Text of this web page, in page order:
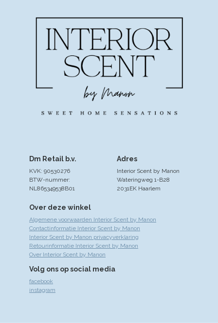
Over deze winkel
Algemene voorwaarden Interior Scent by Manon
Contactinformatie Interior Scent by Manon
Interior Scent by Manon privacyverklaring
Retourinformatie Interior Scent by Manon
Over Interior Scent by Manon
Volg ons op social media
facebook
instagram
Adres
Interior Scent by Manon
Wateringweg 1-B28
2031EK Haarlem
Dm Retail b.v.
KVK: 90530276
BTW-nummer:
NL865349538B01